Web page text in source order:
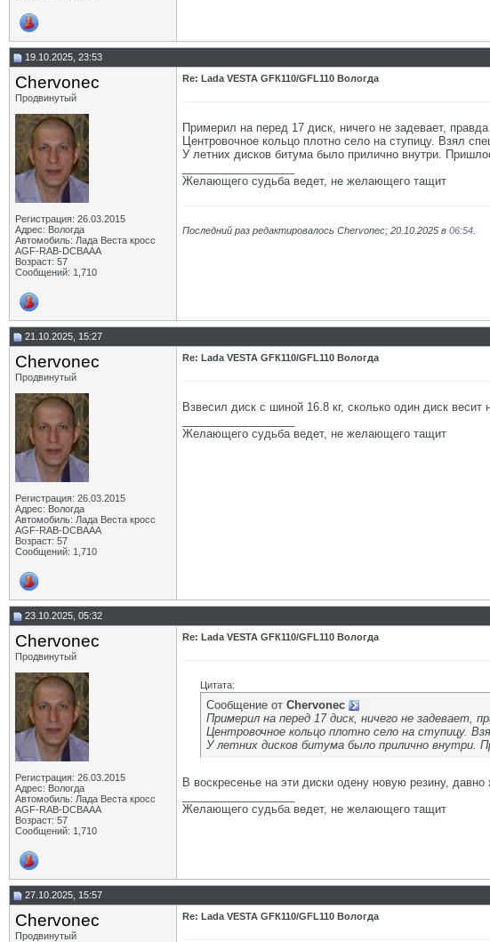
19.10.2025, 23:53
Chervonec
Продвинутый
Регистрация: 26.03.2015
Адрес: Вологда
Автомобиль: Лада Веста кросс
AGF-RAB-DCBAAA
Возраст: 57
Сообщений: 1,710
Re: Lada VESTA GFК110/GFL110 Вологда
Примерил на перед 17 диск, ничего не задевает,
Центровочное кольцо плотно село на ступицу. Взял
У летних дисков битума было прилично внутри.
Желающего судьба ведет, не желающего тащит
Последний раз редактировалось Chervonec; 20.10.2025 в 06:54
21.10.2025, 15:27
Chervonec
Продвинутый
Регистрация: 26.03.2015
Адрес: Вологда
Автомобиль: Лада Веста кросс
AGF-RAB-DCBAAA
Возраст: 57
Сообщений: 1,710
Re: Lada VESTA GFК110/GFL110 Вологда
Взвесил диск с шиной 16.8 кг, сколько один диск весит
Желающего судьба ведет, не желающего тащит
23.10.2025, 05:32
Chervonec
Продвинутый
Регистрация: 26.03.2015
Адрес: Вологда
Автомобиль: Лада Веста кросс
AGF-RAB-DCBAAA
Возраст: 57
Сообщений: 1,710
Re: Lada VESTA GFК110/GFL110 Вологда
Цитата:
Сообщение от Chervonec
Примерил на перед 17 диск, ничего не задевает,
Центровочное кольцо плотно село на ступицу.
У летних дисков битума было прилично
В воскресенье на эти диски одену новую резину,
Желающего судьба ведет, не желающего тащит
27.10.2025, 15:57
Chervonec
Продвинутый
Re: Lada VESTA GFК110/GFL110 Вологда